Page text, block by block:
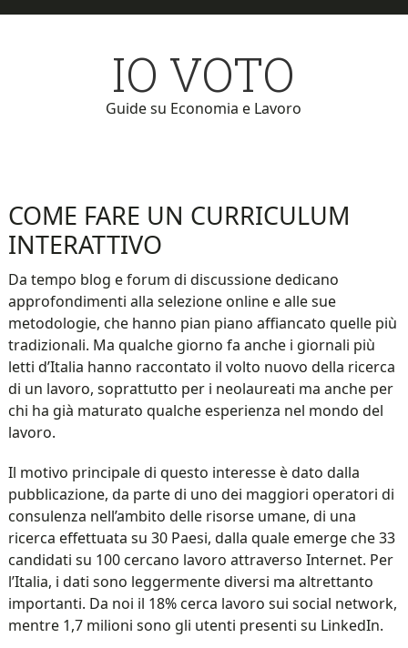
Skip
Skip
IO VOTO
Guide su Economia e Lavoro
COME FARE UN CURRICULUM
INTERATTIVO
Da tempo blog e forum di discussione dedicano
approfondimenti alla selezione online e alle sue
metodologie, che hanno pian piano affiancato quelle più
tradizionali. Ma qualche giorno fa anche i giornali più
letti d’Italia hanno raccontato il volto nuovo della ricerca
di un lavoro, soprattutto per i neolaureati ma anche per
chi ha già maturato qualche esperienza nel mondo del
lavoro.
Il motivo principale di questo interesse è dato dalla
pubblicazione, da parte di uno dei maggiori operatori di
consulenza nell’ambito delle risorse umane, di una
ricerca effettuata su 30 Paesi, dalla quale emerge che 33
candidati su 100 cercano lavoro attraverso Internet. Per
l’Italia, i dati sono leggermente diversi ma altrettanto
importanti. Da noi il 18% cerca lavoro sui social network,
mentre 1,7 milioni sono gli utenti presenti su LinkedIn.